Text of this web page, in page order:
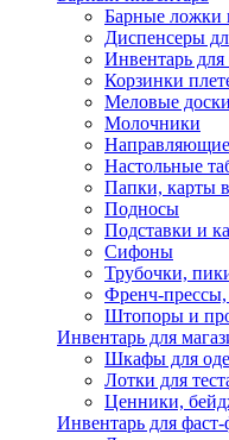
Барные ложки
Диспенсеры
Инвентарь для
Корзинки
Меловые
Молочники
Направляющие
Настольные
Папки, карты
Подносы
Подставки и
Сифоны
Трубочки,
Френч-прессы,
Штопоры и
Инвентарь для
Шкафы для
Лотки для
Ценники,
Инвентарь для фаст-